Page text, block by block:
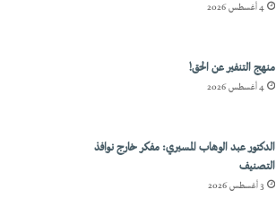
4 أغسطس 2026
منهج التنفير عن الحق!
4 أغسطس 2026
الدكتور عبد الوهاب المسيري: مفكر خارج نوافذ
التصنيف
3 أغسطس 2026